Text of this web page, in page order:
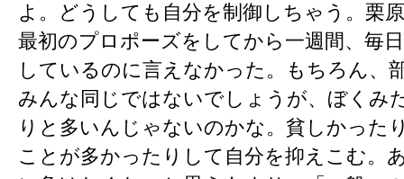
よ。どうしても自分を制御しちゃう。栗
最初のプロポーズをしてから一週間、毎
しているのに言えなかった。もちろん、
みんな同じではないでしょうが、ぼくみ
りと多いんじゃないのかな。貧しかった
ことが多かったりして自分を抑えこむ。